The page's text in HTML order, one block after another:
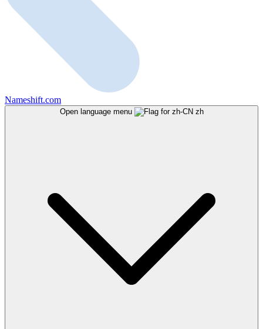
Nameshift.com
Open language menu zh